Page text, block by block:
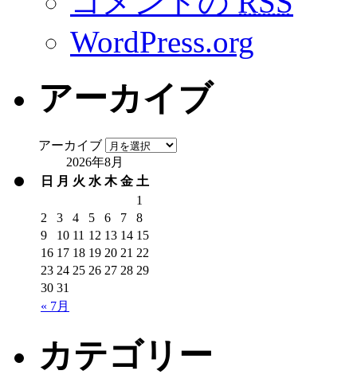
WordPress.org
アーカイブ
アーカイブ
2026年8月
日
月 火 水 木 金 土
« 7月
1
2
3 4 5 6 7
8
9
10 11 12 13 14 15
16 17 18 19 20 21 22
23 24 25 26 27 28 29
30 31
カテゴリー